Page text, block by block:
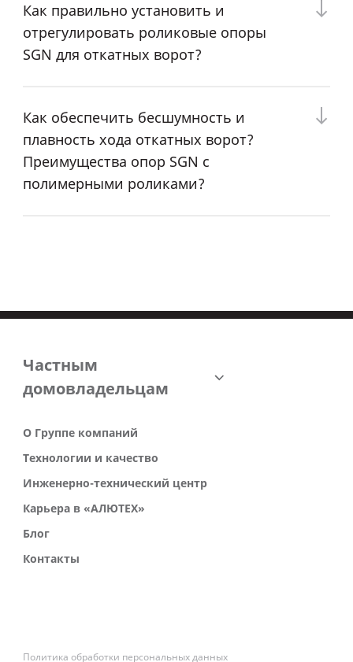
Как правильно установить и
отрегулировать роликовые опоры
SGN для откатных ворот?
Как обеспечить бесшумность и
плавность хода откатных ворот?
Преимущества опор SGN с
полимерными роликами?
Частным
домовладельцам
О Группе компаний
Технологии и качество
Инженерно-технический центр
Карьера в «АЛЮТЕХ»
Блог
Контакты
Политика обработки персональных данных